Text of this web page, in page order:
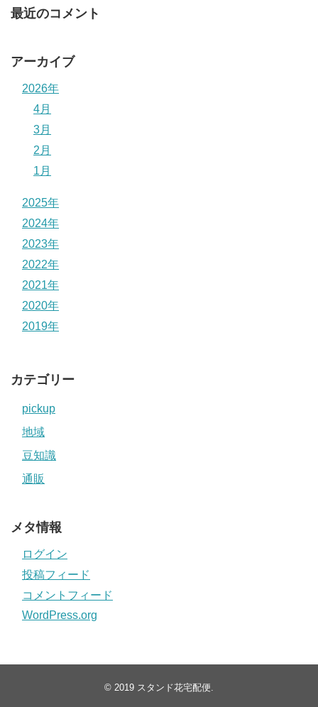
最近のコメント
アーカイブ
2026年
4月
3月
2月
1月
2025年
2024年
2023年
2022年
2021年
2020年
2019年
カテゴリー
pickup
地域
豆知識
通販
メタ情報
ログイン
投稿フィード
コメントフィード
WordPress.org
© 2019 スタンド花宅配便